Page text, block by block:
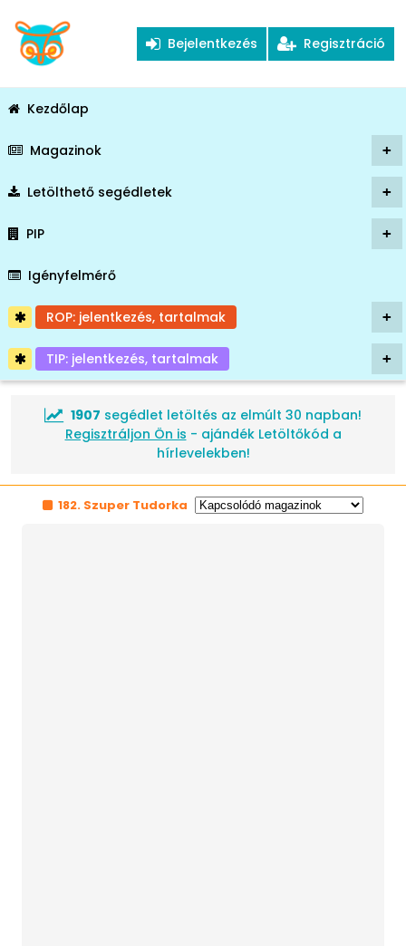
Bejelentkezés Regisztráció
Kezdőlap
+
Magazinok
+
Letölthető segédletek
+
PIP
Igényfelmérő
+
ROP: jelentkezés, tartalmak
+
TIP: jelentkezés, tartalmak
1907 segédlet letöltés az elmúlt 30 napban!
Regisztráljon Ön is - ajándék Letöltőkód a
hírlevelekben!
182. Szuper Tudorka